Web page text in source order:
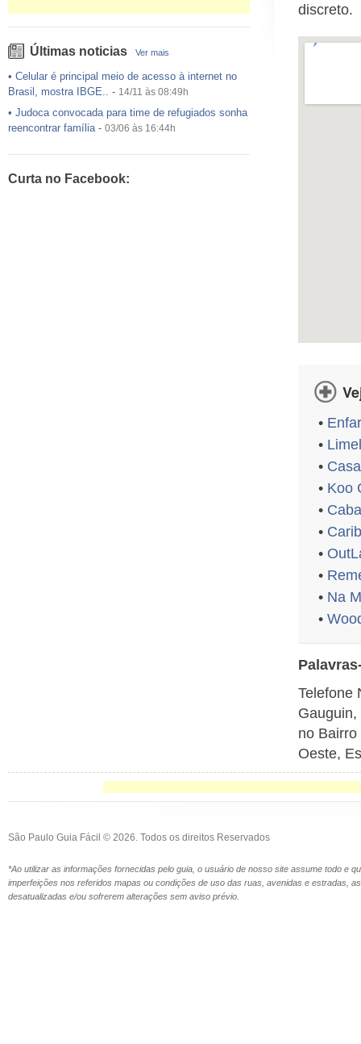
Últimas noticias Ver mais
• Celular é principal meio de acesso à internet no
Brasil, mostra IBGE.. - 14/11 às 08:49h
• Judoca convocada para time de refugiados sonha
reencontrar família- 03/06 às 16:44h
•Exército egípcio diz que encontrou destroços de
Curta no Facebook:
discreto.
•
•
•
• Koo
•
•
•
•
• Na
•
Telefone
no
Oeste,
São Paulo Guia Fácil © 2026. Todos os direitos Reservados
*Ao utilizar as informações fornecidas pelo guia, o usuário de nosso site assume todo e
imperfeições nos referidos mapas ou condições de uso das ruas, avenidas e estradas,
desatualizadas e/ou sofrerem alterações sem aviso prévio.